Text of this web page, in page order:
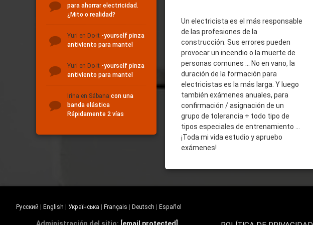
Un electricista es el más responsable
de las profesiones de la
construcción. Sus errores pueden
provocar un incendio o la muerte de
personas comunes ... No en vano, la
duración de la formación para
electricistas es la más larga. Y luego
también exámenes anuales, para
confirmación / asignación de un
grupo de tolerancia + todo tipo de
tipos especiales de entrenamiento ...
¡Toda mi vida estudio y apruebo
exámenes!
para ahorrar electricidad.
¿Mito o realidad?
Yuri en Do-it -yourself pinza
antiviento para mantel
Yuri en Do-it -yourself pinza
antiviento para mantel
Irina en Sábana con una
banda elástica
Rápidamente 2 vías
Русский English Українська Français Deutsch Español